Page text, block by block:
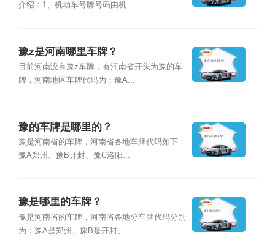
介绍：1、机动车号牌号码由机...
豫z是河南哪里车牌？
目前河南没有豫z车牌，有河南省开头为豫的车
牌，河南地区车牌代码为：豫A...
豫的车牌是哪里的？
豫是河南省的车牌，河南省各地车牌代码如下：
豫A郑州、豫B开封、豫C洛阳...
豫是哪里的车牌？
豫是河南省的车牌，河南省各地分车牌代码分别
为：豫A是郑州、豫B是开封、...